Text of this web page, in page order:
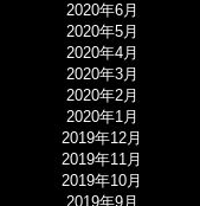
2020年6月
2020年5月
2020年4月
2020年3月
2020年2月
2020年1月
2019年12月
2019年11月
2019年10月
2019年9月